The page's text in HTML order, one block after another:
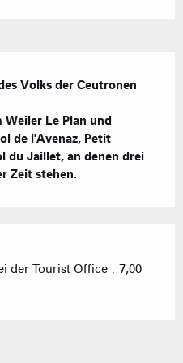
Volks der Ceutronen
Le Plan und
de l'Avenaz, Petit
du Jaillet, an denen drei
Zeit stehen.
der Tourist Office : 7,00